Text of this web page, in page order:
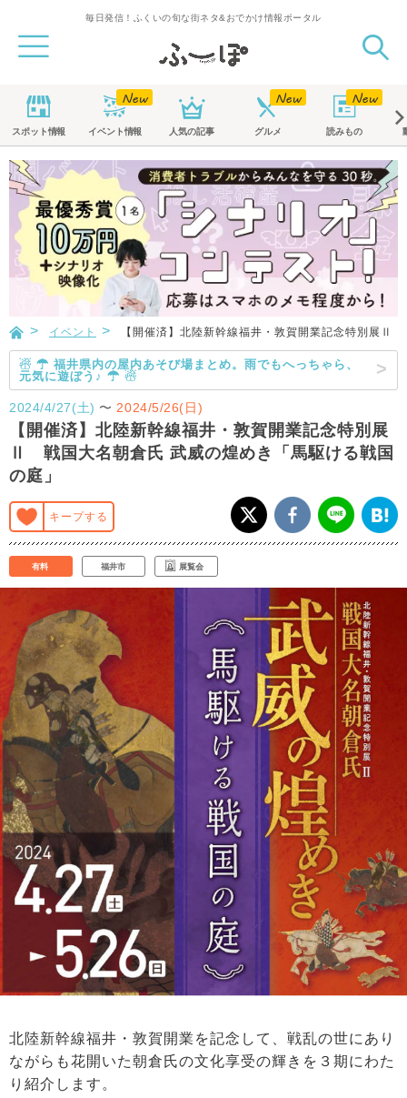
毎日発信！ふくいの旬な街ネタ&おでかけ情報ポータル
スポット情報 イベント情報 人気の記事 グルメ 読みもの
イベント 【開催済】北陸新幹線福井・敦賀開業記念特別展Ⅱ
☃ ☂ 福井県内の屋内あそび場まとめ。雨でもへっちゃら、
元気に遊ぼう♪ ☂ ☃
2024/4/27(土) 〜 2024/5/26(日)
【開催済】北陸新幹線福井・敦賀開業記念特別展
Ⅱ 戦国大名朝倉氏 武威の煌めき「馬駆ける戦国
の庭」
キープする
有料 福井市 展覧会
北陸新幹線福井・敦賀開業を記念して、戦乱の世にあり
ながらも花開いた朝倉氏の文化享受の輝きを３期にわた
り紹介します。